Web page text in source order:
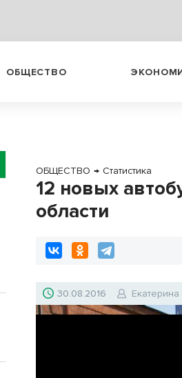
ОБЩЕСТВО
ОБЩЕСТВО → Статистика
12 новых
области
30.08.2016